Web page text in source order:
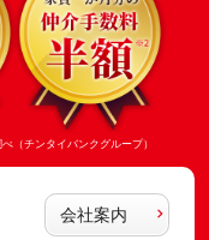
（チンタイバンクグループ）
会社案内